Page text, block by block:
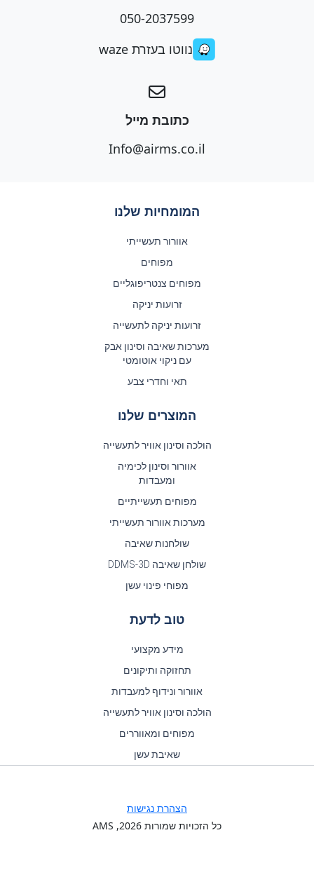
050-2037599
נווטו בעזרת waze
כתובת מייל
Info@airms.co.il
המומחיות שלנו
אוורור תעשייתי
מפוחים
מפוחים צנטריפוגליים
זרועות יניקה
זרועות יניקה לתעשייה
מערכות שאיבה וסינון אבק
עם ניקוי אוטומטי
תאי וחדרי צבע
המוצרים שלנו
הולכה וסינון אוויר לתעשייה
אוורור וסינון לכימיה
ומעבדות
מפוחים תעשייתיים
מערכות אוורור תעשייתי
שולחנות שאיבה
שולחן שאיבה DDMS-3D
מפוחי פינוי עשן
טוב לדעת
מידע מקצועי
תחזוקה ותיקונים
אוורור ונידוף למעבדות
הולכה וסינון אוויר לתעשייה
מפוחים ומאווררים
שאיבת עשן
כל הזכויות שמורות 2026
, AMS
הצהרת נגישות